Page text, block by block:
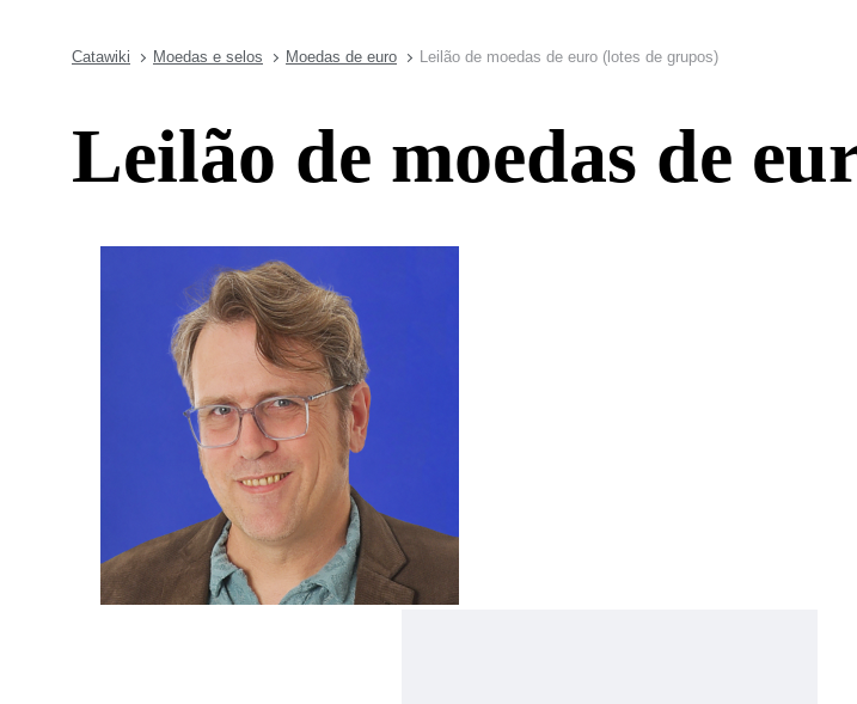
Catawiki Moedas e selos Moedas de euro Leilão de moedas de euro (lotes de grupos)
Leilão de moedas de